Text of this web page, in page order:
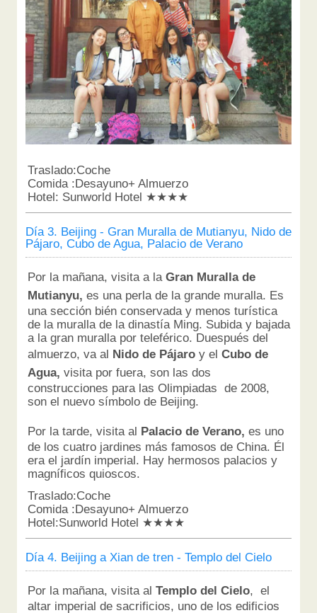
Traslado:Coche
Comida :Desayuno+ Almuerzo
Hotel: Sunworld Hotel ★★★★
Día 3. Beijing - Gran Muralla de Mutianyu, Nido de
Pájaro, Cubo de Agua, Palacio de Verano
Por la mañana, visita a laGran Muralla de
Mutianyu, es una perla de la grande muralla. Es
una sección bién conservada y menos turística
de la muralla de la dinastía Ming. Subida y bajada
a la gran muralla por teleférico. Duespués del
almuerzo, va al Nido de Pájaro y elCubo de
Agua,visita por fuera, son las dos
construcciones para las Olimpiadas de 2008,
son el nuevo símbolo de Beijing.
Por la tarde, visita al Palacio de Verano, es uno
de los cuatro jardines más famosos de China. Él
era el jardín imperial. Hay hermosos palacios y
magníficos quioscos.
Traslado:Coche
Comida :Desayuno+ Almuerzo
Hotel:Sunworld Hotel ★★★★
Día 4. Beijing a Xian de tren - Templo del Cielo
Por la mañana, visita alTemplo del Cielo, el
altar imperial de sacrificios, uno de los edificios